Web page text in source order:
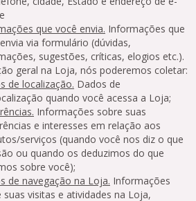
que você envia. Informações que
via formulário (dúvidas,
sugestões, críticas, elogios etc.).
geral na Loja, nós poderemos coletar:
de localização. Dados de
quando você acessa a Loja;
Informações sobre suas
e interesses em relação aos
serviços (quando você nos diz o que
ou quando os deduzimos do que
sobre você);
de navegação na Loja. Informações
suas visitas e atividades na Loja,